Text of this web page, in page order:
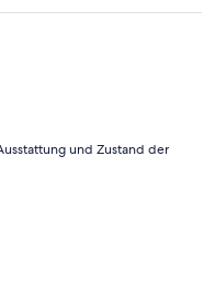
und Zustand der